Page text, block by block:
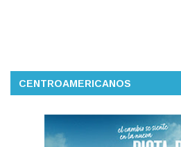
CENTROAMERICANOS